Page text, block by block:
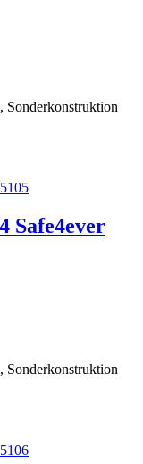
Sonderkonstruktion
Safe4ever
Sonderkonstruktion